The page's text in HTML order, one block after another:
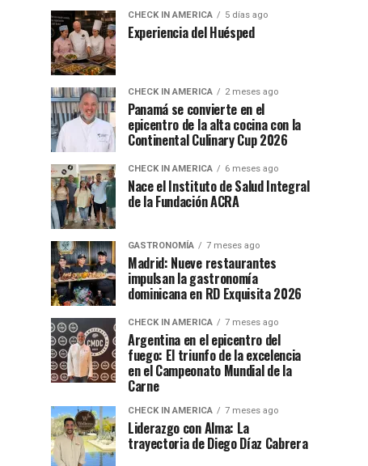
CHECK IN AMERICA 5 días ago
Experiencia del Huésped
CHECK IN AMERICA 2 meses ago
Panamá se convierte en el
epicentro de la alta cocina con la
Continental Culinary Cup 2026
CHECK IN AMERICA 6 meses ago
Nace el Instituto de Salud Integral
de la Fundación ACRA
GASTRONOMÍA 7 meses ago
Madrid: Nueve restaurantes
impulsan la gastronomía
dominicana en RD Exquisita 2026
CHECK IN AMERICA 7 meses ago
Argentina en el epicentro del
fuego: El triunfo de la excelencia
en el Campeonato Mundial de la
Carne
CHECK IN AMERICA 7 meses ago
Liderazgo con Alma: La
trayectoria de Diego Díaz Cabrera